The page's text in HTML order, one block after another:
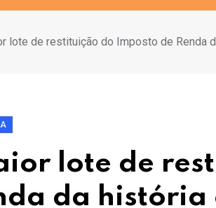
lote de restituição do Imposto de Renda
lote de
da